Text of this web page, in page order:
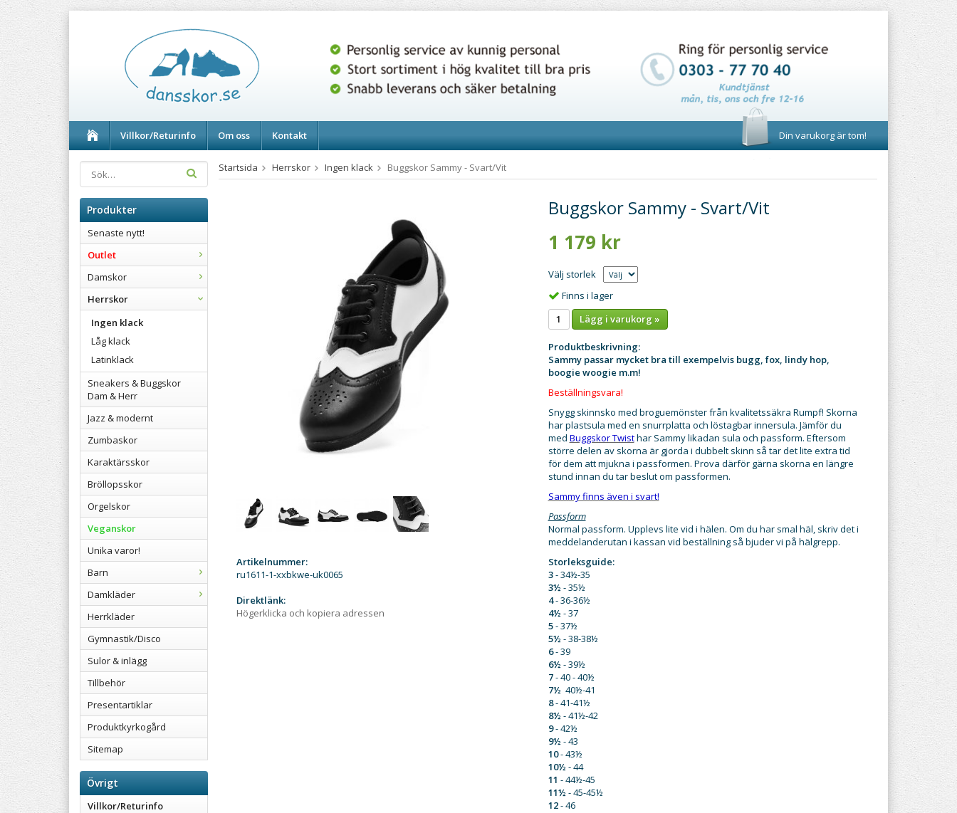
Villkor/Returinfo Om oss Kontakt Din varukorg är tom!
Produkter
Senaste nytt!
Outlet
Damskor
Herrskor
Ingen klack
Låg klack
Latinklack
Sneakers & Buggskor
Dam & Herr
Jazz & modernt
Zumbaskor
Karaktärsskor
Bröllopsskor
Orgelskor
Veganskor
Unika varor!
Barn
Damkläder
Herrkläder
Gymnastik/Disco
Sulor & inlägg
Tillbehör
Presentartiklar
Produktkyrkogård
Sitemap
Övrigt
Villkor/Returinfo
Startsida Herrskor Ingen klack Buggskor Sammy - Svart/Vit
Buggskor Sammy - Svart/Vit
1 179 kr
Välj storlek
Finns i lager
Lägg i varukorg »
Produktbeskrivning:
Sammy passar mycket bra till exempelvis bugg, fox, lindy hop,
boogie woogie m.m!
Beställningsvara!
Snygg skinnsko med broguemönster från kvalitetssäkra Rumpf! Skorna
har plastsula med en snurrplatta och löstagbar innersula. Jämför du
med Buggskor Twisthar Sammy likadan sula och passform. Eftersom
större delen av skorna är gjorda i dubbelt skinn så tar det lite extra tid
för dem att mjukna i passformen. Prova därför gärna skorna en längre
stund innan du tar beslut om passformen.
Sammy finns även i svart!
Passform
Normal passform. Upplevs lite vid i hälen. Om du har smal häl, skriv det i
meddelanderutan i kassan vid beställning så bjuder vi på hälgrepp.
Storleksguide:
3- 34½-35
3½ - 35½
4- 36-36½
4½ - 37
5- 37½
5½ - 38-38½
6- 39
6½ - 39½
7- 40 - 40½
7½ 40½-41
8- 41-41½
8½ - 41½-42
9- 42½
9½ - 43
10- 43½
10½ - 44
11 - 44½-45
11½ - 45-45½
12- 46
Artikelnummer:
ru1611-1-xxbkwe-uk0065
Direktlänk:
Högerklicka och kopiera adressen